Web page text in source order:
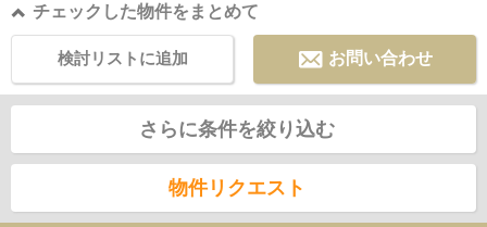
チェックした物件をまとめて
お問い合わせ
検討リストに追加
さらに条件を絞り込む
物件リクエスト